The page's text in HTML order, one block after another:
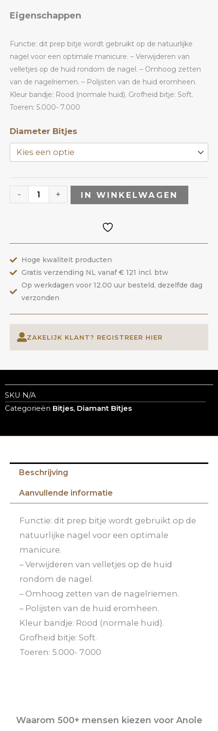
Eigenschappen
Functie: dit prep bitje wordt gebruikt op de natuurlijke
nagel voor een optimale manicure. – Verwijderen van
velletjes op de huid rondom de nagel. – Omhoog zetten
van de nagelriemen. – Polijsten van de huid eromheen.
Kleur bandje: Rood (normale huid). Grofheid bitje: Soft.
Toeren: 5.000- 7.000
Diameter Bitjes
-
Diamant
Bitje
DGR
ANOLE
aantal
+ IN WINKELWAGEN
Hoge kwaliteit producten
Gratis verzending NL vanaf € 121 incl. btw
Op werkdagen voor 12.00 uur besteld, dezelfde dag
verzonden
ZAKELIJK KLANT? REGISTREER HIER
SKU N/A
Categorieën Bitjes, Diamant Bitjes
Beschrijving
Aanvullende informatie
Functie: dit prep bitje wordt gebruikt op de
natuurlijke nagel voor een optimale
manicure.
– Verwijderen van velletjes op de huid
rondom de nagel.
– Omhoog zetten van de nagelriemen.
– Polijsten van de huid eromheen.
Kleur bandje: Rood (normale huid).
Grofheid bitje: Soft.
Toeren: 5.000- 7.000
Waarom 500+ mensen kiezen voor Anole